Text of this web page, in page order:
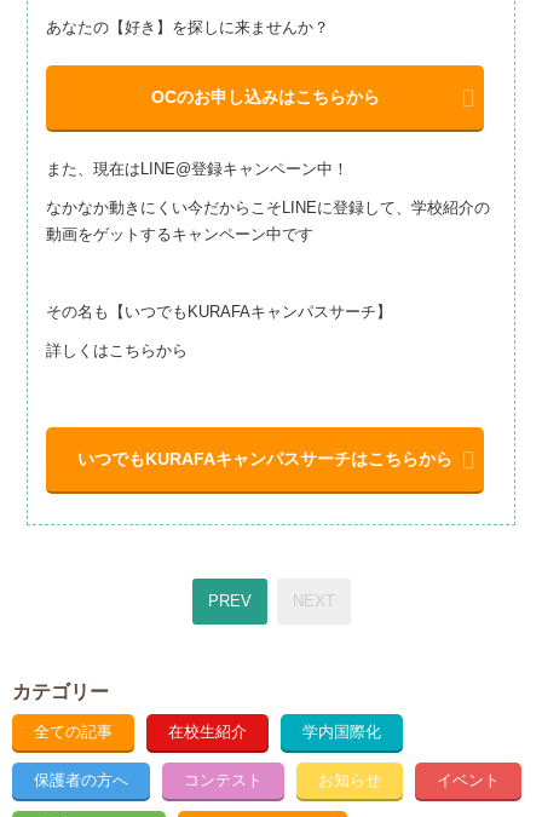
あなたの【好き】を探しに来ませんか？
OCのお申し込みはこちらから
また、現在はLINE@登録キャンペーン中！
なかなか動きにくい今だからこそLINEに登録して、学校紹介の
動画をゲットするキャンペーン中です
その名も【いつでもKURAFAキャンパスサーチ】
詳しくはこちらから
いつでもKURAFAキャンパスサーチはこちらから
PREV NEXT
カテゴリー
全ての記事 在校生紹介 学内国際化
保護者の方へ コンテスト お知らせ イベント